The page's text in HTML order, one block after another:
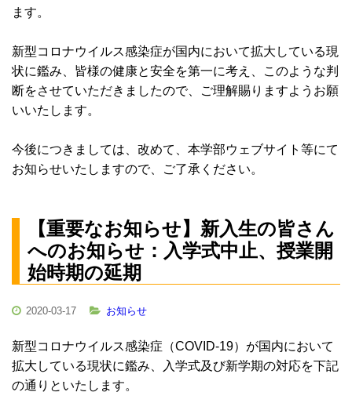
ます。
新型コロナウイルス感染症が国内において拡大している現
状に鑑み、皆様の健康と安全を第一に考え、このような判
断をさせていただきましたので、ご理解賜りますようお願
いいたします。
今後につきましては、改めて、本学部ウェブサイト等にて
お知らせいたしますので、ご了承ください。
【重要なお知らせ】新入生の皆さん
へのお知らせ：入学式中止、授業開
始時期の延期
2020-03-17 お知らせ
新型コロナウイルス感染症（COVID-19）が国内において
拡大している現状に鑑み、入学式及び新学期の対応を下記
の通りといたします。